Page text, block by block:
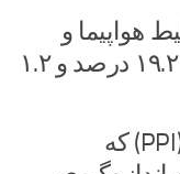
هواپیما و
سفر افزایش یافتند و به ترتیب ۱۹.۲ درصد و ۱.۲
شاخص قیمت تولیدکننده چین (PPI) که